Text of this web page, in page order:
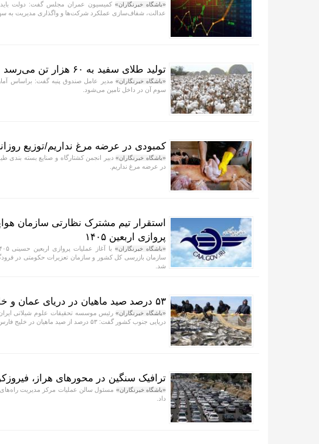
«باشگاه خبرنگاران» کمیسیون عمران مجلس گفت: دولت
عدالت، شفاف‌سازی عملکرد شرکت‌ها و واگذاری مدیریت به
تولید طلای سفید به ۶۰ هزار تن می‌رسد
«باشگاه خبرنگاران»
سوم آن در داخل تامین می‌شود.
کمبودی در عرضه مرغ نداریم/توزیع روزانه هزار و ۵۰۰ تن
«باشگاه خبرنگاران»دبیر انجمن کشتارگاه و صنایع بسته بندی
در عرضه مرغ نداریم.
استقرار تیم مشترک نظارتی سازمان
پروازی اربعین ۱۴۰۵
«باشگاه خبرنگاران»
سازمان بازرسی کل کشور و سازمان تعزیرات حکومتی در
شد.
۵۳ درصد صید ماهیان در دریای عمان و خلیج فارس انجام می‌شود
«باشگاه خبرنگاران»رئیس موسسه تحقیقات علوم شیلاتی ایران
دریایی جنوب کشور گفت: ۵۳ درصد از صید ماهیان در خلیج فارس و دریای عمان انجام می‌شود.
ترافیک سنگین در محورهای هراز،
«باشگاه خبرنگاران» مسئول سالن عملیات مرکز مدیریت
داد.